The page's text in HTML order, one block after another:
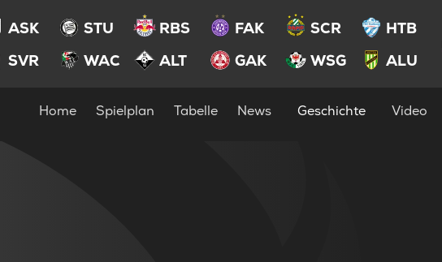
ASK STU RBS FAK SCR
HTB
SVR
WAC ALT GAK WSG ALU
Home Spielplan Tabelle News Geschichte Video